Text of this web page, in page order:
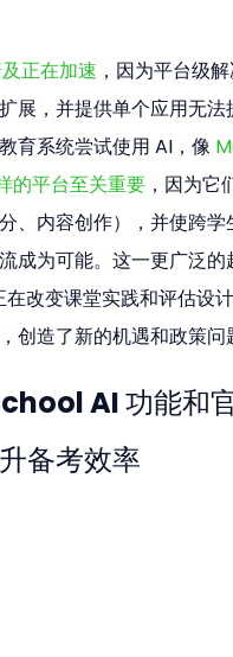
正在加速 ，因为平台级
展，并提供单个应用无法
育系统尝试使用 AI，像
的平台至关重要 ，因为它
、内容创作），并使跨学
成为可能。这一更广泛
改变课堂实践和评估设
创造了新的机遇和政策问
AI 功能和
备考效率